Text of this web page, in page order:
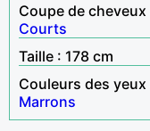
Coupe de cheveux
Courts
Taille : 178 cm
Couleurs des yeux
Marrons